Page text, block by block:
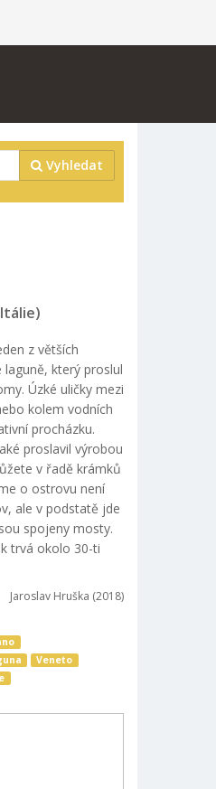
Vyhledat
z větších
který proslul
Úzké uličky mezi
kolem vodních
procházku.
proslavil výrobou
v řadě krámků
o ostrovu není
ale v podstatě jde
spojeny mosty.
trvá okolo 30-ti
Jaroslav Hruška (2018)
Veneto